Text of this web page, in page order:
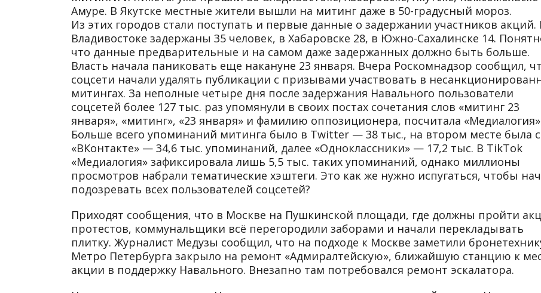
Амуре. В Якутске местные жители вышли на митинг даже в 50-градусный мороз.
Из этих городов стали поступать и первые данные о задержании участников акций.
Владивостоке задержаны 35 человек, в Хабаровске 28, в Южно-Сахалинске 14.
что данные предварительные и на самом даже задержанных должно быть больше.
Власть начала паниковать еще накануне 23 января. Вчера Роскомнадзор сообщил,
соцсети начали удалять публикации с призывами участвовать в
митингах. За неполные четыре дня после задержания Навального пользователи
соцсетей более 127 тыс. раз упомянули в своих постах сочетания слов «митинг 23
января», «митинг», «23 января» и фамилию оппозиционера, посчитала
Больше всего упоминаний митинга было в Twitter — 38 тыс., на втором месте была
«ВКонтакте» — 34,6 тыс. упоминаний, далее «Одноклассники» — 17,2 тыс. В TikTok
«Медиалогия» зафиксировала лишь 5,5 тыс. таких упоминаний, однако миллионы
просмотров набрали тематические хэштеги. Это как же нужно испугаться, чтобы
подозревать всех пользователей соцсетей?
Приходят сообщения, что в Москве на Пушкинской площади, где должны пройти
протестов, коммунальщики всё перегородили заборами и начали перекладывать
плитку. Журналист Медузы сообщил, что на подходе к Москве заметили
Метро Петербурга закрыло на ремонт «Адмиралтейскую», ближайшую станцию к
акции в поддержку Навального. Внезапно там потребовался ремонт эскалатора.